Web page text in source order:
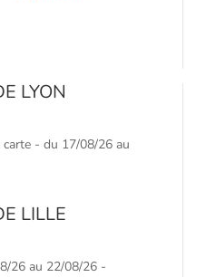
LYON
- du 17/08/26 au
LILLE
26 au 22/08/26 -